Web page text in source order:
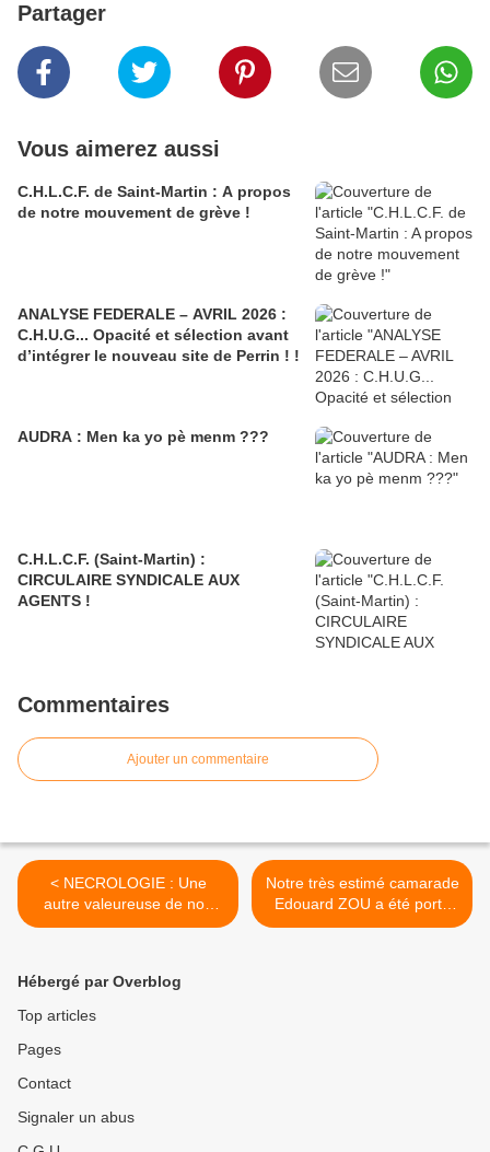
Partager
Vous aimerez aussi
C.H.L.C.F. de Saint-Martin : A propos
de notre mouvement de grève !
ANALYSE FEDERALE – AVRIL 2026 :
C.H.U.G... Opacité et sélection avant
d’intégrer le nouveau site de Perrin ! !
AUDRA : Men ka yo pè menm ???
C.H.L.C.F. (Saint-Martin) :
CIRCULAIRE SYNDICALE AUX
AGENTS !
Commentaires
Ajouter un commentaire
< NECROLOGIE : Une
autre valeureuse de nos
camarades, Jocelaine
Notre très estimé camarade
Edouard ZOU a été porté
en terre, ce jour, avec les
Hébergé par Overblog
Top articles
Pages
Contact
Signaler un abus